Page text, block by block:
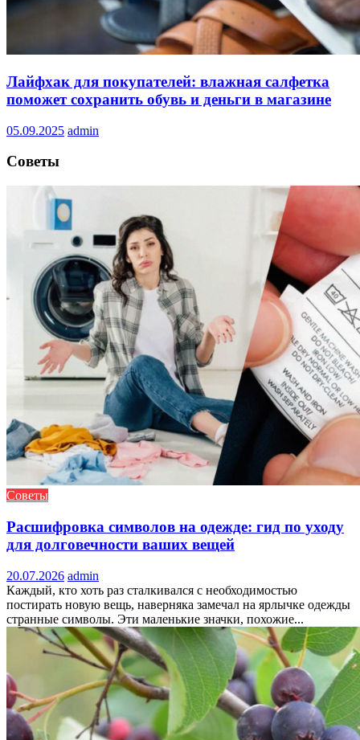
Лайфхак для покупателей: влажная салфетка
поможет сохранить обувь и деньги в магазине
05.09.2025 admin
Советы
Советы
Расшифровка символов на одежде: гид по уходу
для долговечности ваших вещей
20.07.2026 admin
Каждый, кто хоть раз сталкивался с необходимостью
постирать новую вещь, наверняка замечал на ярлычке одежды
странные символы. Эти маленькие значки, похожие...